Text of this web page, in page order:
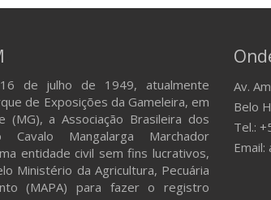
de julho de 1949, atualmente
de Exposições da Gameleira, em
(MG), a Associação Brasileira dos
Cavalo Mangalarga Marchador
entidade civil sem fins lucrativos,
Ministério da Agricultura, Pecuária
(MAPA) para fazer o registro
Av.
Belo
Tel.: